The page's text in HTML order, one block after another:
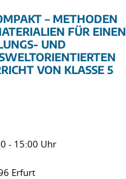
– METHODEN
FÜR EINEN
UND
VON KLASSE 5
- 15:00 Uhr
Erfurt